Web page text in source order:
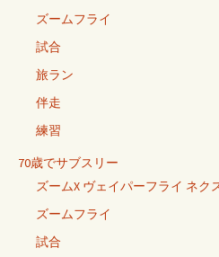
ズームフライ
試合
旅ラン
伴走
練習
70歳でサブスリー
ズームX ヴェイパーフライ ネク
ズームフライ
試合